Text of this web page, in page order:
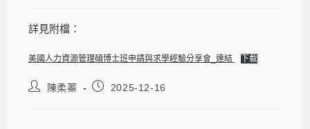
詳見附檔：
美國人力資源管理碩博士班申請與求學經驗分享會_連結 下載
陳柔蓁 2025-12-16